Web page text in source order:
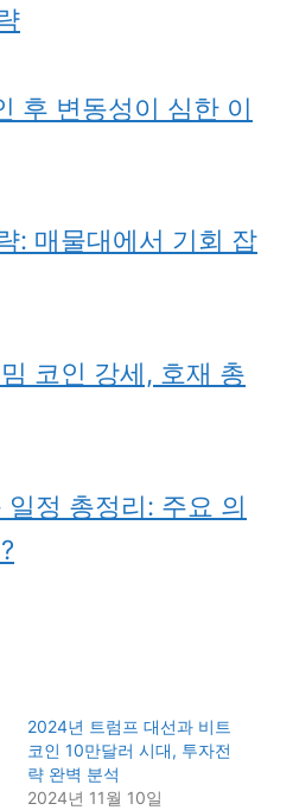
후 변동성이 심한 이
: 매물대에서 기회 잡
코인 강세, 호재 총
정 총정리: 주요 의
2024년 트럼프 대선과 비트
코인 10만달러 시대, 투자전
략 완벽 분석
2024년 11월 10일